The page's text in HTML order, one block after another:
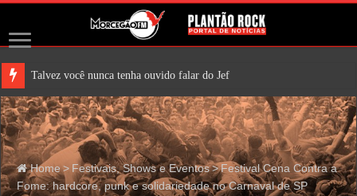
Talvez você nunca tenha ouvido falar do Jefferson Airplane
Home> Festivais, Shows e Eventos>Festival Cena Contra a
Fome: hardcore, punk e solidariedade no Carnaval de SP